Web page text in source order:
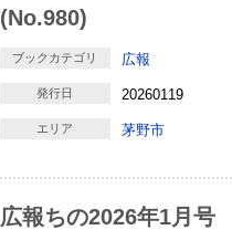
(No.980)
ブックカテゴリ 広報
発行日 20260119
エリア 茅野市
広報ちの2026年1月号